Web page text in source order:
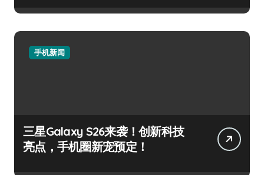
手机新闻
三星Galaxy S26来袭！创新科技
亮点，手机圈新宠预定！